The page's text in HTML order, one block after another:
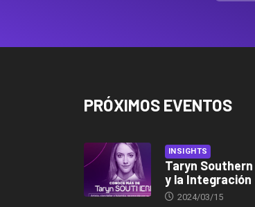
PRÓXIMOS EVENTOS
INSIGHTS
Taryn Southern
y la Integración
2024/03/15